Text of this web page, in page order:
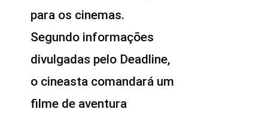
para os cinemas.
Segundo informações
divulgadas pelo Deadline,
o cineasta comandará um
filme de aventura